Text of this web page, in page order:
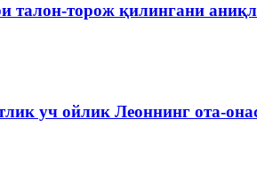
талон-торож қилингани
уч ойлик Леоннинг ота-